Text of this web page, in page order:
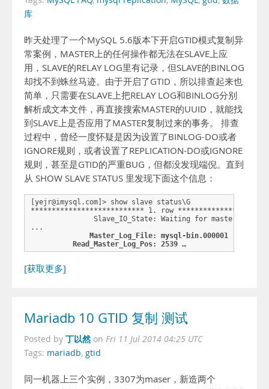
库
昨天处理了一个MySQL 5.6版本下开启GTID模式复制异
常案例，MASTER上的任何操作都无法在SLAVE上应
用，SLAVE的RELAY LOG里有记录，但SLAVE的BINLOG
却找不到蛛丝马迹。由于开启了GTID，所以排查起来也
简单，只需要在SLAVE上把RELAY LOG和BINLOG分别
解析成文本文件，再直接搜索MASTER的UUID，就能找
到SLAVE上是否应用了MASTER复制过来的事务。 排查
过程中，曾经一度怀疑是因为设置了BINLOG-DO或者
IGNORE规则，或者设置了REPLICATION-DO或IGNORE
规则，甚至是GTID的严重BUG，但都没发现端倪。直到
从 SHOW SLAVE STATUS 里发现下面这个信息：
[yejr@imysql.com]> show slave status\G
*************************** 1. row
Slave_IO_State: Waiting for master to
              Master_Log_File: mysql-bin.000001
          Read_Master_Log_Pos: 2539
…
[获取更多]
Mariadb 10 GTID 复制 测试
Posted by 丁以然 on Fri 11 Jul 2014 04:25 UTC
Tags: mariadb, gtid
同一机器上三个实例，3307为maser，新造两个